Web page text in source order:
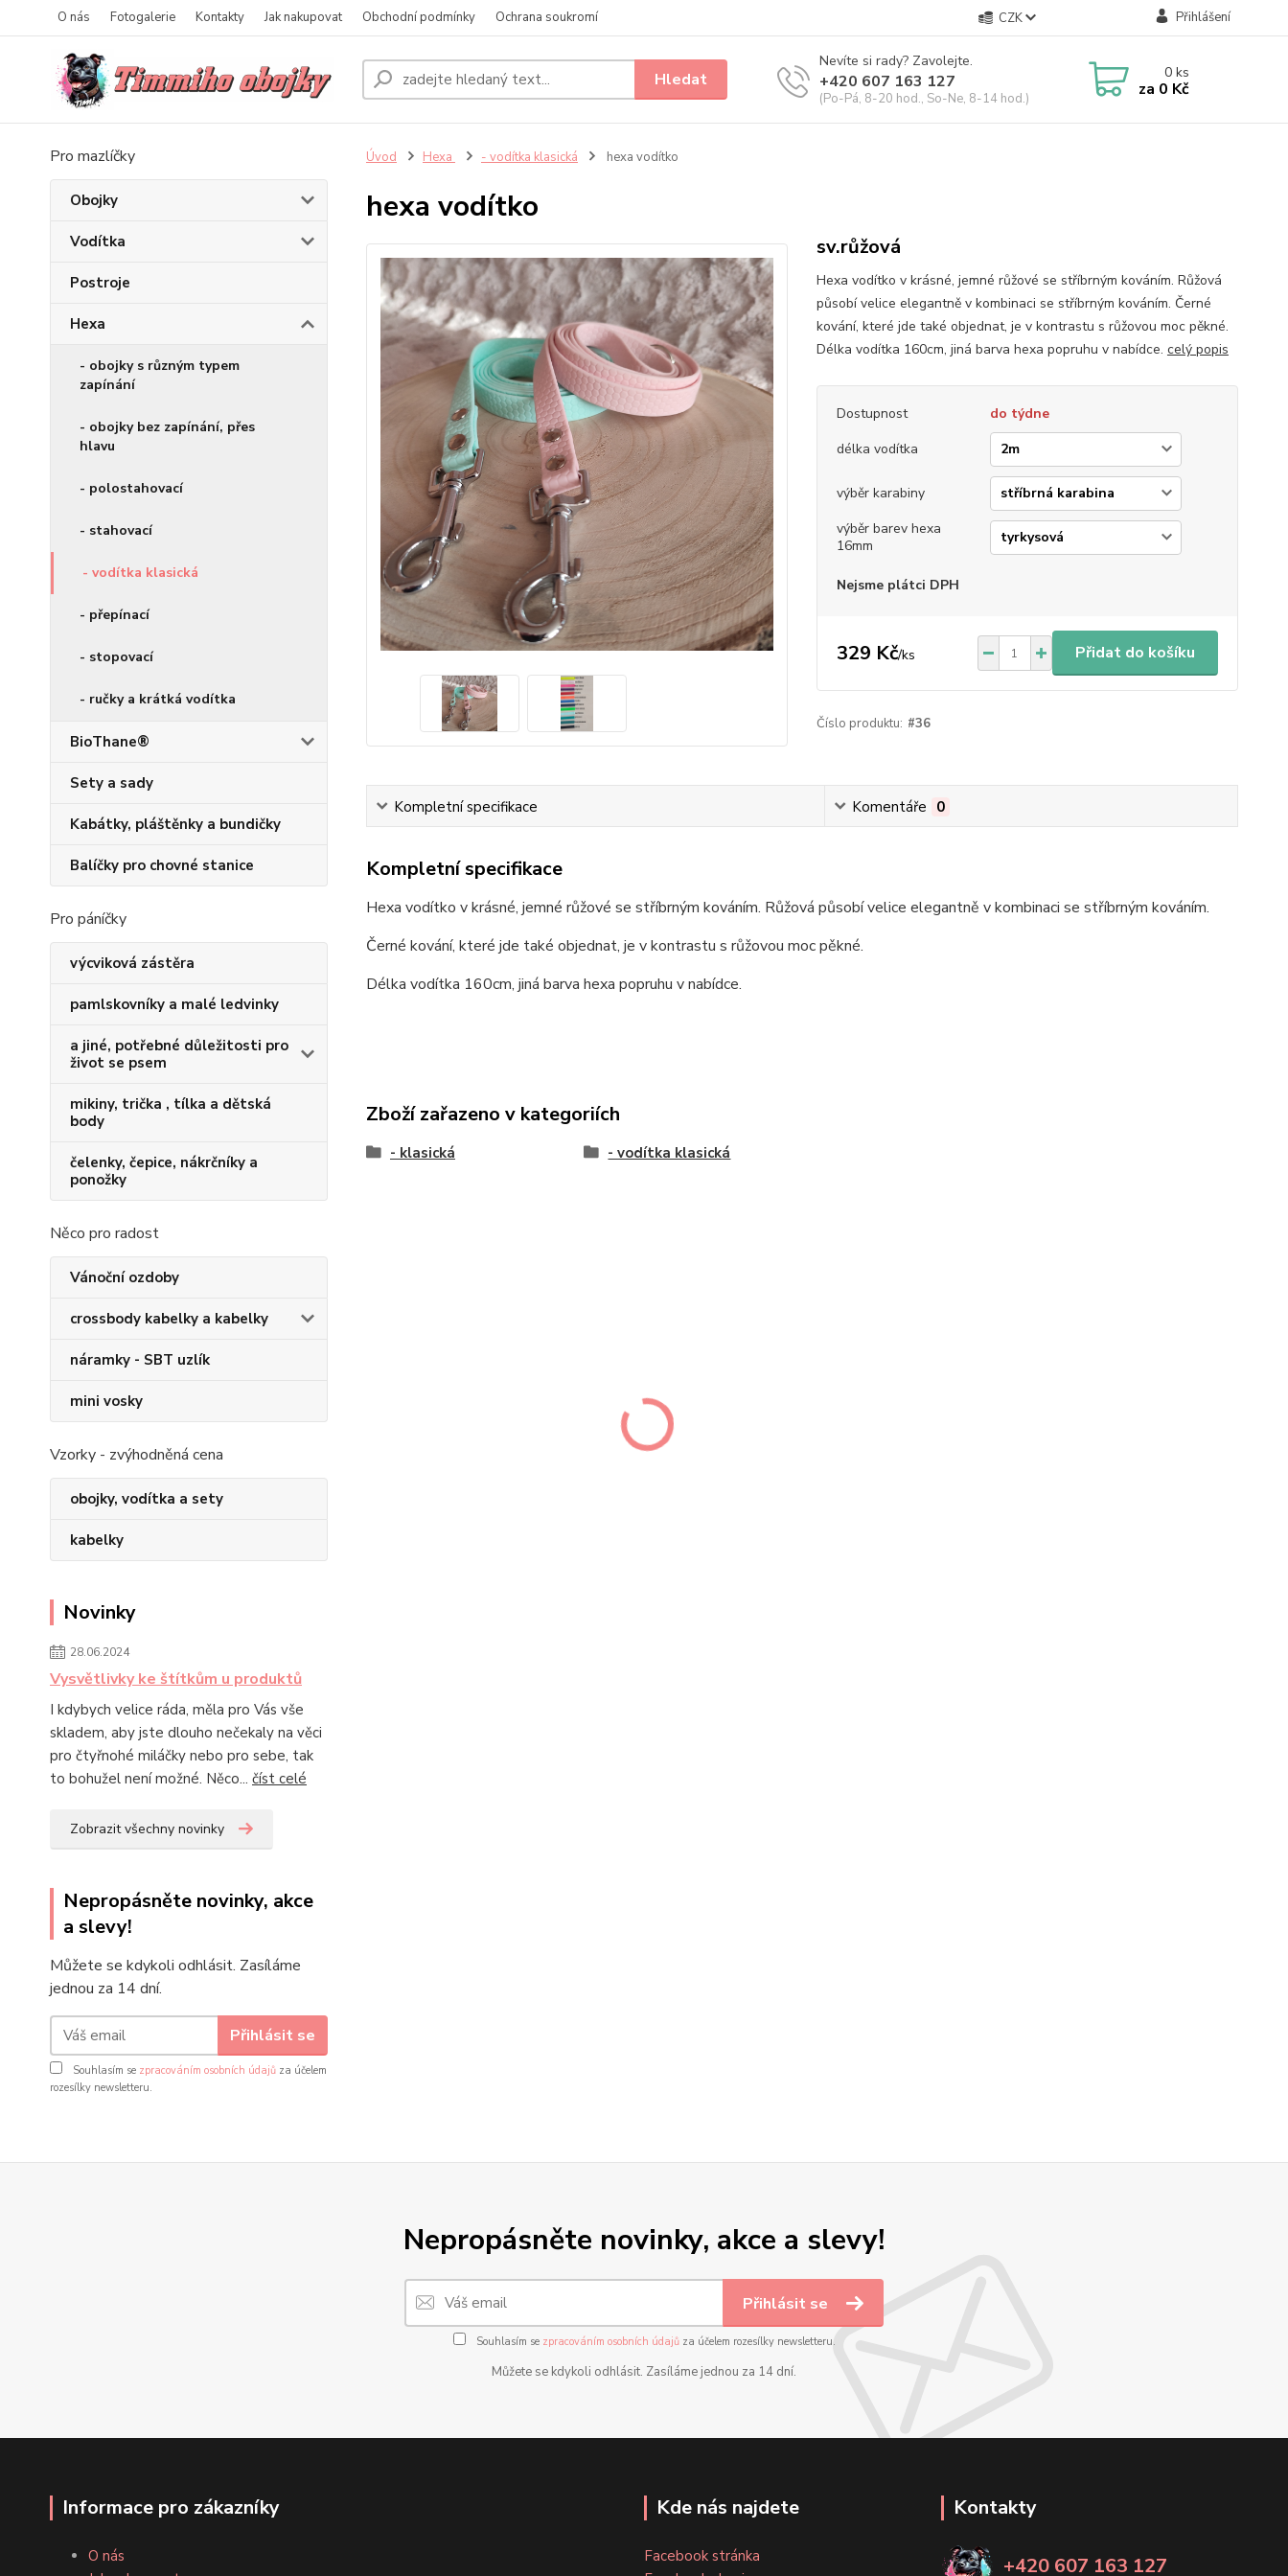
O nás Fotogalerie Kontakty Jak nakupovat Obchodní podmínky Ochrana soukromí CZK Přihlášení
Hledat
Nevíte si rady? Zavolejte.
+420 607 163 127
(Po-Pá, 8-20 hod., So-Ne, 8-14 hod.)
0ks
za 0 Kč
Pro mazlíčky
Obojky
Vodítka
Postroje
Hexa
- obojky s různým typem
zapínání
- obojky bez zapínání, přes
hlavu
- polostahovací
- stahovací
- vodítka klasická
- přepínací
- stopovací
- ručky a krátká vodítka
BioThane®
Sety a sady
Kabátky, pláštěnky a bundičky
Balíčky pro chovné stanice
Pro páníčky
výcviková zástěra
pamlskovníky a malé ledvinky
a jiné, potřebné důležitosti pro
život se psem
mikiny, trička , tílka a dětská
body
čelenky, čepice, nákrčníky a
ponožky
Něco pro radost
Vánoční ozdoby
crossbody kabelky a kabelky
náramky - SBT uzlík
mini vosky
Vzorky - zvýhodněná cena
obojky, vodítka a sety
kabelky
Novinky
28.06.2024
Vysvětlivky ke štítkům u produktů
I kdybych velice ráda, měla pro Vás vše
skladem, aby jste dlouho nečekaly na věci
pro čtyřnohé miláčky nebo pro sebe, tak
to bohužel není možné. Něco... číst celé
Zobrazit všechny novinky
Nepropásněte novinky, akce
a slevy!
Můžete se kdykoli odhlásit. Zasíláme
jednou za 14 dní.
Přihlásit se
Souhlasím se zpracováním osobních údajů za účelem
rozesílky newsletteru.
Úvod Hexa - vodítka klasická hexa vodítko
hexa vodítko
sv.růžová
Hexa vodítko v krásné, jemné růžové se stříbrným kováním. Růžová
působí velice elegantně v kombinaci se stříbrným kováním. Černé
kování, které jde také objednat, je v kontrastu s růžovou moc pěkné.
Délka vodítka 160cm, jiná barva hexa popruhu v nabídce. celý popis
Dostupnost
do týdne
délka vodítka
výběr karabiny
výběr barev hexa
16mm
Nejsme plátci DPH
329 Kč/ks Přidat do košíku
Číslo produktu: #36
Kompletní specifikace Komentáře 0
Kompletní specifikace
Hexa vodítko v krásné, jemné růžové se stříbrným kováním. Růžová působí velice elegantně v kombinaci se stříbrným kováním.
Černé kování, které jde také objednat, je v kontrastu s růžovou moc pěkné.
Délka vodítka 160cm, jiná barva hexa popruhu v nabídce.
Zboží zařazeno v kategoriích
- klasická - vodítka klasická
Nepropásněte novinky, akce a slevy!
Přihlásit se
Souhlasím se zpracováním osobních údajůza účelem rozesílky newsletteru.
Můžete se kdykoli odhlásit. Zasíláme jednou za 14 dní.
Informace pro zákazníky
O nás
Kde nás najdete
Facebook stránka
Kontakty
+420 607 163 127